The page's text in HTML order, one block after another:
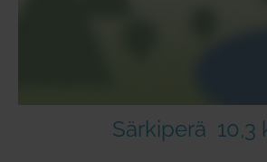
Särkiperä 10,3